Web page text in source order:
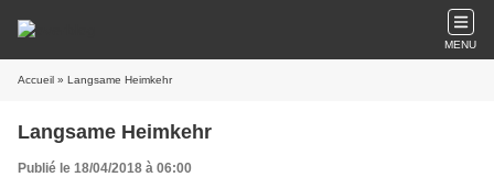
MENU
Accueil » Langsame Heimkehr
Langsame Heimkehr
Publié le 18/04/2018 à 06:00